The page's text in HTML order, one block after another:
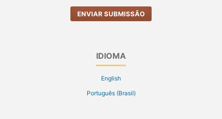
ENVIAR SUBMISSÃO
IDIOMA
English
Português (Brasil)